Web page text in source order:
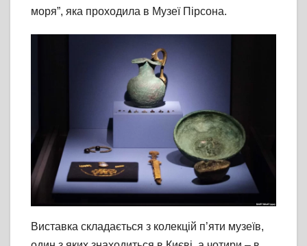
моря”, яка проходила в Музеї Пірсона.
Виставка складається з колекцій п’яти музеїв,